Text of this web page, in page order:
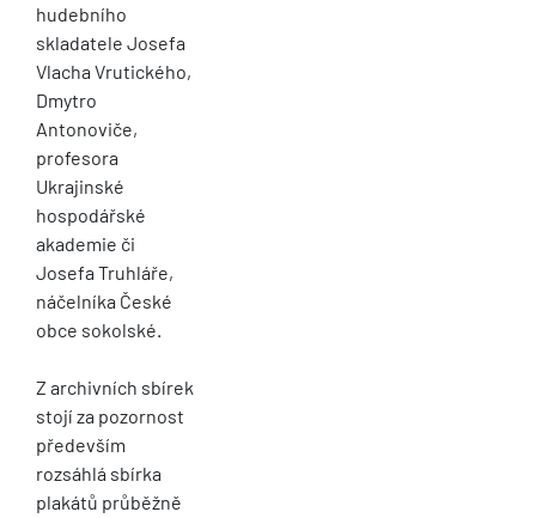
hudebního
skladatele Josefa
Vlacha Vrutického,
Dmytro
Antonoviče,
profesora
Ukrajinské
hospodářské
akademie či
Josefa Truhláře,
náčelníka České
obce sokolské.
Z archivních sbírek
stojí za pozornost
především
rozsáhlá sbírka
plakátů průběžně